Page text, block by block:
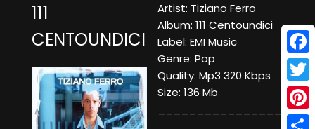
111
CENTOUNDICI
Artist: Tiziano Ferro
Album: 111 Centoundici
Label: EMI Music
Genre: Pop
Quality: Mp3 320 Kbps
Size: 136 Mb